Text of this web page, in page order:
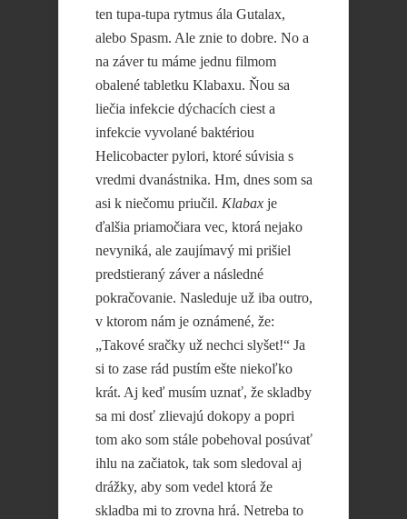
ten tupa-tupa rytmus ála Gutalax,
alebo Spasm. Ale znie to dobre. No a
na záver tu máme jednu filmom
obalené tabletku Klabaxu. Ňou sa
liečia infekcie dýchacích ciest a
infekcie vyvolané baktériou
Helicobacter pylori, ktoré súvisia s
vredmi dvanástnika. Hm, dnes som sa
asi k niečomu priučil. Klabax je
ďalšia priamočiara vec, ktorá nejako
nevyniká, ale zaujímavý mi prišiel
predstieraný záver a následné
pokračovanie. Nasleduje už iba outro,
v ktorom nám je oznámené, že:
„Takové sračky už nechci slyšet!“ Ja
si to zase rád pustím ešte niekoľko
krát. Aj keď musím uznať, že skladby
sa mi dosť zlievajú dokopy a popri
tom ako som stále pobehoval posúvať
ihlu na začiatok, tak som sledoval aj
drážky, aby som vedel ktorá že
skladba mi to zrovna hrá. Netreba to